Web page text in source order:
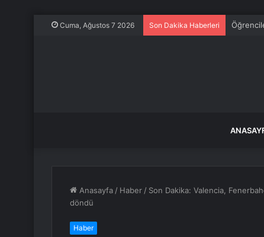
Cuma, Ağustos 7 2026 Son Dakika Haberleri
Anasayfa / Haber / Son Dakika: Valencia,
döndü
Haber